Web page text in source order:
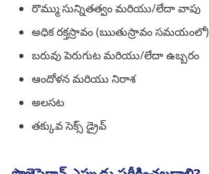
రొమ్ము సున్నితత్వం మరియు/లేదా వాపు
అధిక రక్తస్రావం (ఋతుస్రావం సమయంలో)
బరువు పెరుగుట మరియు/లేదా ఉబ్బరం
ఆందోళన మరియు నిరాశ
అలసట
తక్కువ సెక్స్ డ్రైవ్